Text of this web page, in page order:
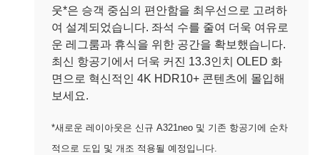
웃*은 승객 중심의 편안함을 최우선으로 고려하
여 설계되었습니다. 좌석 수를 줄여 더욱 여유로
운 레그룸과 휴식을 위한 공간을 확보했습니다.
최신 항공기에서 더욱 커진 13.3인치 OLED 화
면으로 혁신적인 4K HDR10+ 콘텐츠에 몰입해
보세요.
*새로운 레이아웃은 신규 A321neo 및 기존 항공기에 순차
적으로 도입 및 개조 적용될 예정입니다.